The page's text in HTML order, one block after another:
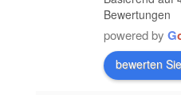
Bewertungen
powered by G
bewerten